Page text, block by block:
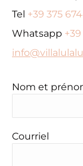
Tel +39 375
Whatsapp
Nom et
Courriel